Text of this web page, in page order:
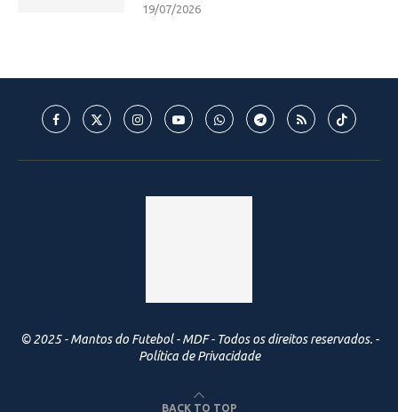
19/07/2026
© 2025 - Mantos do Futebol - MDF - Todos os direitos reservados. -
Política de Privacidade
BACK TO TOP